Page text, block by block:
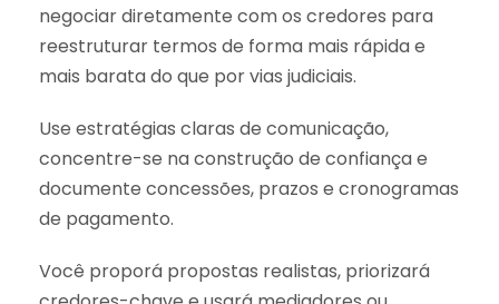
negociar diretamente com os credores para
reestruturar termos de forma mais rápida e
mais barata do que por vias judiciais.
Use estratégias claras de comunicação,
concentre-se na construção de confiança e
documente concessões, prazos e cronogramas
de pagamento.
Você proporá propostas realistas, priorizará